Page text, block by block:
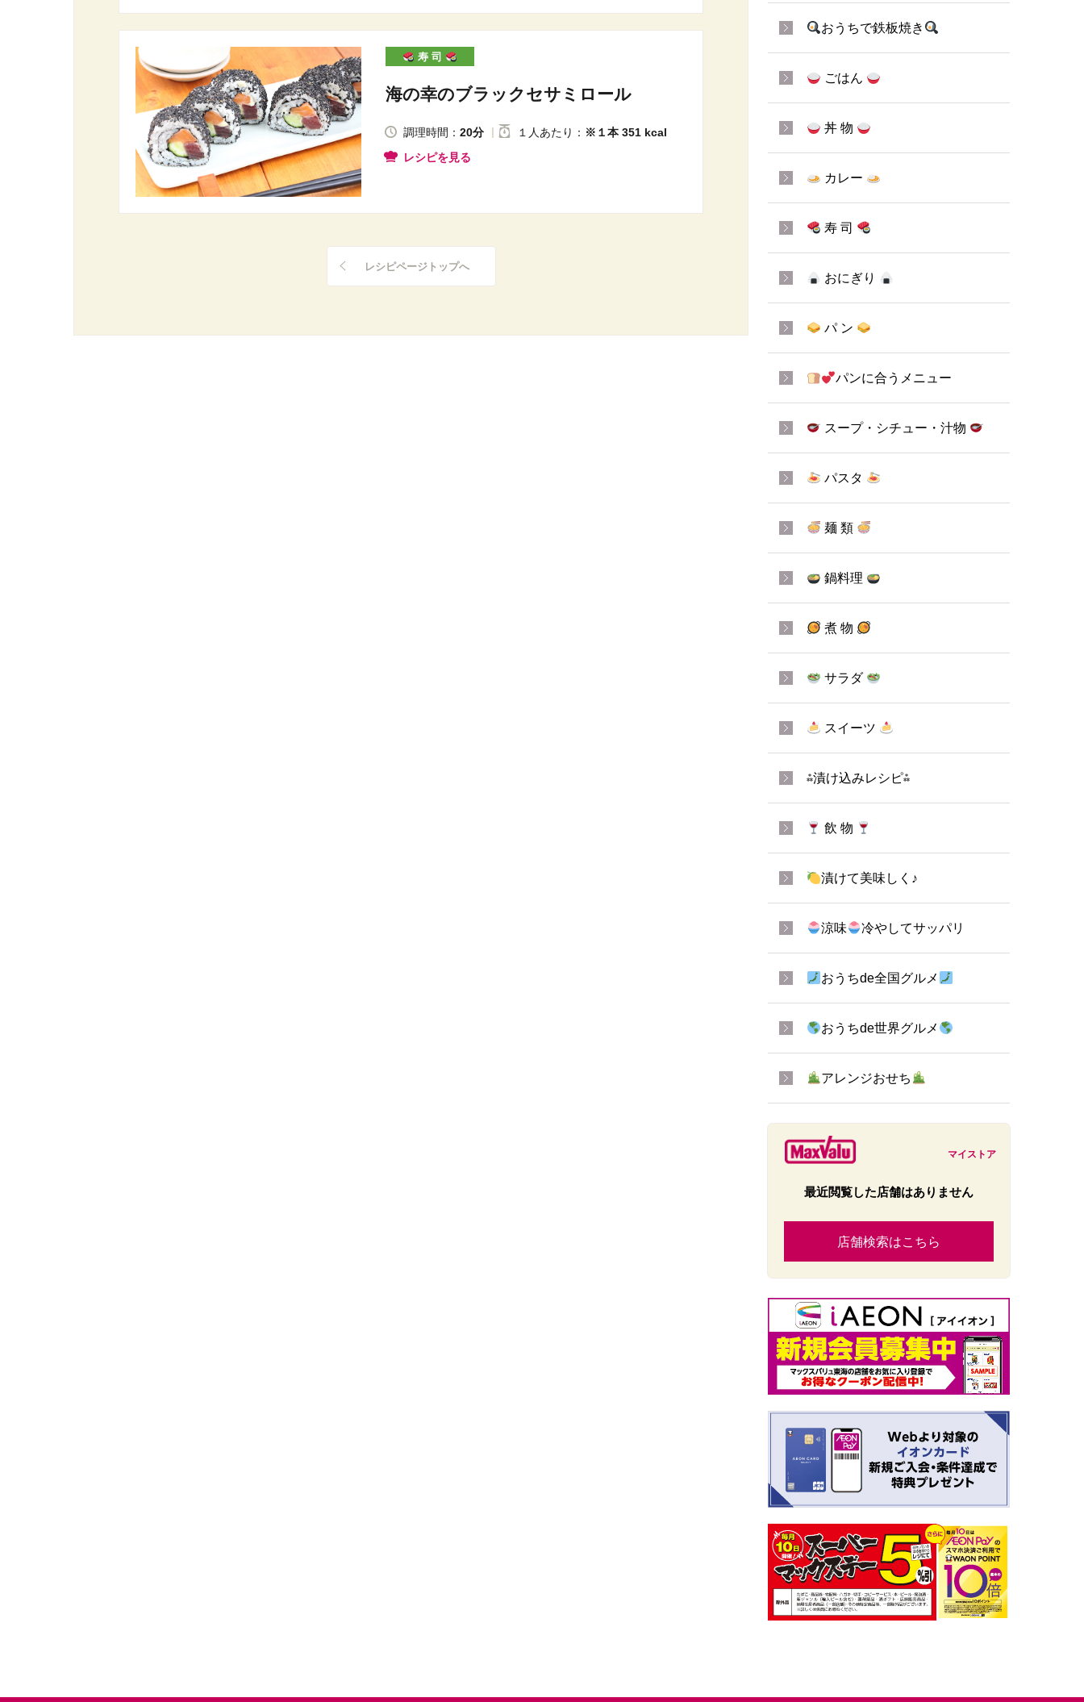
寿 司
海の幸のブラックセサミロール
調理時間： 20分 １人あたり ： ※１本 351 kcal
レシピを見る
レシピページトップへ
おうちで鉄板焼き
ごはん
丼 物
カレー
寿 司
おにぎり
パ ン
パンに合うメニュー
スープ・シチュー・汁物
パスタ
麺 類
鍋料理
煮 物
サラダ
スイーツ
⁂漬け込みレシピ⁂
飲 物
漬けて美味しく♪
涼味 冷やしてサッパリ
おうちde全国グルメ
おうちde世界グルメ
アレンジおせち
マイストア
最近閲覧した店舗はありません
店舗検索はこちら